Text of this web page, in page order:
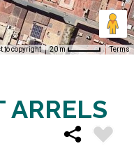
to copyright 20 m Terms
ARRELS